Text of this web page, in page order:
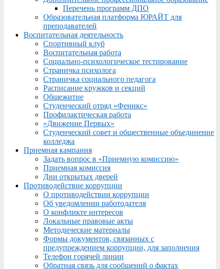
Перечень программ ДПО
Образовательная платформа ЮРАЙТ для
преподавателей
Воспитательная деятельность
Спортивный клуб
Воспитательная работа
Социально-психологическое тестирование
Страничка психолога
Страничка социального педагога
Расписание кружков и секций
Общежитие
Студенческий отряд «Феникс»
Профилактическая работа
«Движение Первых»
Студенческий совет и общественные объединение
колледжа
Приемная кампания
Задать вопрос в «Приемную комиссию»
Приемная комиссия
Дни открытых дверей
Противодействие коррупции
О противодействии коррупции
Об уведомлении работодателя
О конфликте интересов
Локальные правовые акты
Методические материалы
Формы документов, связанных с
предупреждением коррупции, для заполнения
Телефон горячей линии
Обратная связь для сообщений о фактах